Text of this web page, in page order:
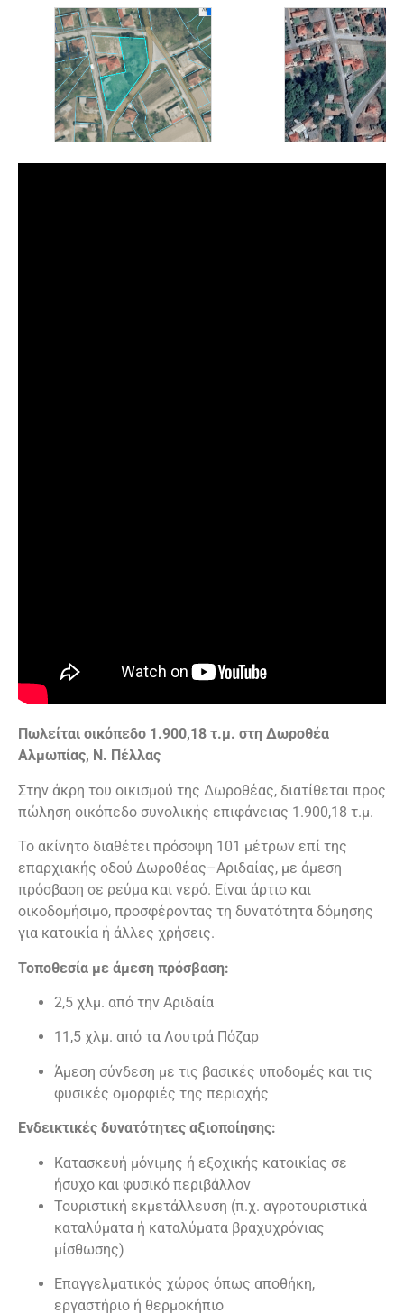
Πωλείται οικόπεδο 1.900,18 τ.μ. στη Δωροθέα
Αλμωπίας, Ν. Πέλλας
Στην άκρη του οικισμού της Δωροθέας, διατίθεται προς
πώληση οικόπεδο συνολικής επιφάνειας 1.900,18 τ.μ.
Το ακίνητο διαθέτει πρόσοψη 101 μέτρων επί της
επαρχιακής οδού Δωροθέας–Αριδαίας, με άμεση
πρόσβαση σε ρεύμα και νερό. Είναι άρτιο και
οικοδομήσιμο, προσφέροντας τη δυνατότητα δόμησης
για κατοικία ή άλλες χρήσεις.
Τοποθεσία με άμεση πρόσβαση:
2,5 χλμ. από την Αριδαία
11,5 χλμ. από τα Λουτρά Πόζαρ
Άμεση σύνδεση με τις βασικές υποδομές και τις
φυσικές ομορφιές της περιοχής
Ενδεικτικές δυνατότητες αξιοποίησης:
Κατασκευή μόνιμης ή εξοχικής κατοικίας σε
ήσυχο και φυσικό περιβάλλον
Τουριστική εκμετάλλευση (π.χ. αγροτουριστικά
καταλύματα ή καταλύματα βραχυχρόνιας
μίσθωσης)
Επαγγελματικός χώρος όπως αποθήκη,
εργαστήριο ή θερμοκήπιο